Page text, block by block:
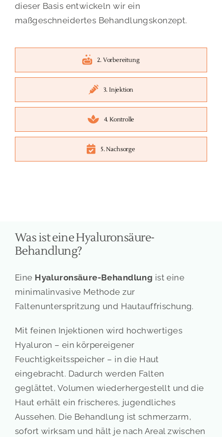
dieser Basis entwickeln wir ein
maßgeschneidertes Behandlungskonzept.
2. Vorbereitung
3. Injektion
4. Kontrolle
5. Nachsorge
Was ist eine Hyaluronsäure-
Behandlung?
Eine Hyaluronsäure-Behandlung ist eine
minimalinvasive Methode zur
Faltenunterspritzung und Hautauffrischung.
Mit feinen Injektionen wird hochwertiges
Hyaluron – ein körpereigener
Feuchtigkeitsspeicher – in die Haut
eingebracht. Dadurch werden Falten
geglättet, Volumen wiederhergestellt und die
Haut erhält ein frischeres, jugendliches
Aussehen. Die Behandlung ist schmerzarm,
sofort wirksam und hält je nach Areal zwischen